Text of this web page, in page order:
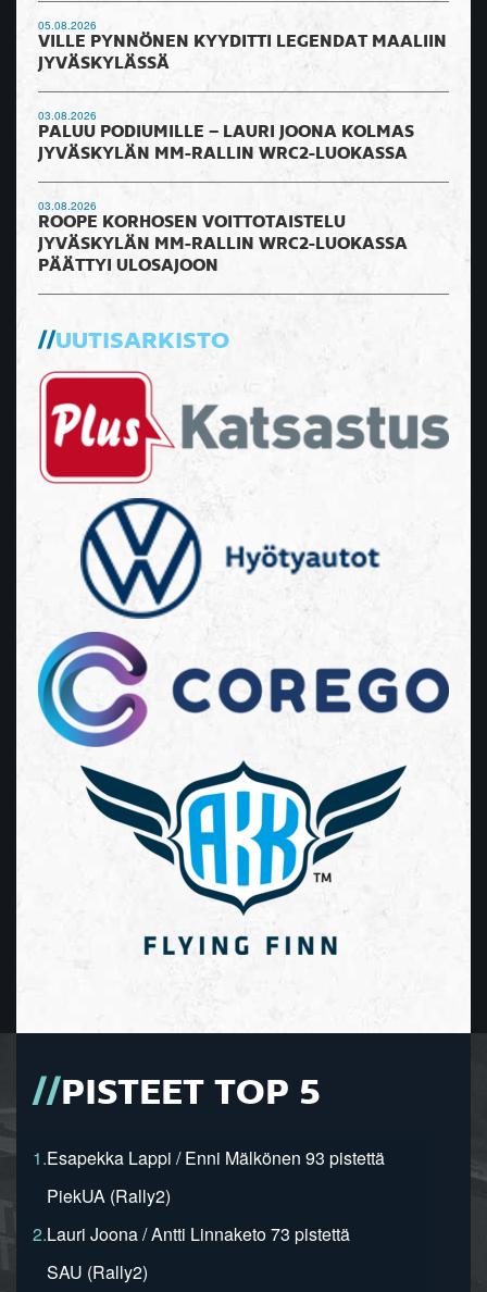
05.08.2026
VILLE PYNNÖNEN KYYDITTI LEGENDAT MAALIIN
JYVÄSKYLÄSSÄ
03.08.2026
PALUU PODIUMILLE – LAURI JOONA KOLMAS
JYVÄSKYLÄN MM-RALLIN WRC2-LUOKASSA
03.08.2026
ROOPE KORHOSEN VOITTOTAISTELU
JYVÄSKYLÄN MM-RALLIN WRC2-LUOKASSA
PÄÄTTYI ULOSAJOON
UUTISARKISTO
PISTEET TOP 5
1.Esapekka Lappi / Enni Mälkönen 93 pistettä
PiekUA (Rally2)
2.Lauri Joona / Antti Linnaketo 73 pistettä
SAU (Rally2)